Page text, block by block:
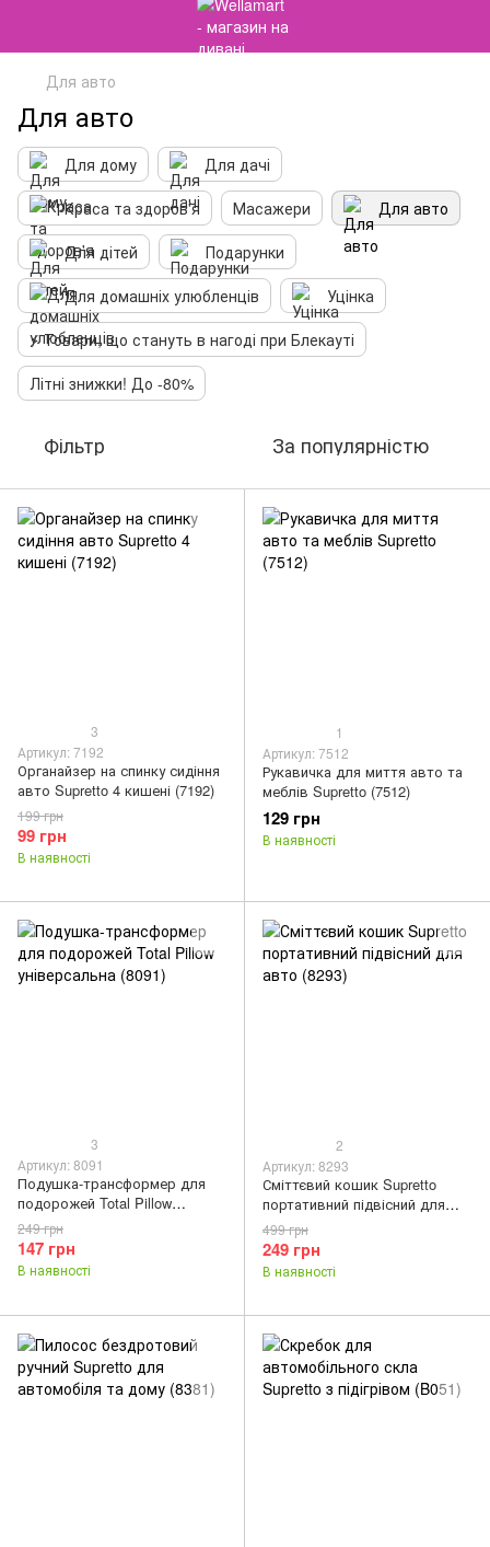
Для авто
Для авто
Для дому
Для дачі
Краса та здоров'я
Масажери
Для авто
Для дітей
Подарунки
Для домашніх улюбленців
Уцінка
⚡️ Товари, що стануть в нагоді при Блекауті
Літні знижки! До -80%
Фільтр За популярністю
3
Артикул: 7192
Органайзер на спинку сидіння
авто Supretto 4 кишені (7192)
99 грн
199 грн
В наявності
1
Артикул: 7512
Рукавичка для миття авто та
меблів Supretto (7512)
129 грн
В наявності
3
Артикул: 8091
Подушка-трансформер для
подорожей Total Pillow
універсальна (8091)
147 грн
249 грн
В наявності
2
Артикул: 8293
Сміттєвий кошик Supretto
портативний підвісний для
авто (8293)
249 грн
499 грн
В наявності